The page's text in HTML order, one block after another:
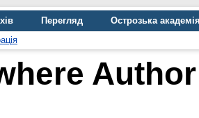
Перегляд
Острозька